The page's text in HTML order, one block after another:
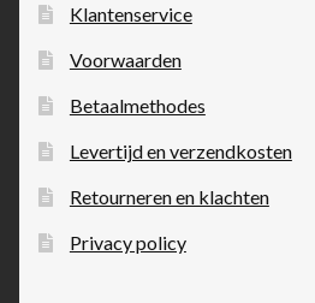
Klantenservice
Voorwaarden
Betaalmethodes
Levertijd en verzendkosten
Retourneren en klachten
Privacy policy